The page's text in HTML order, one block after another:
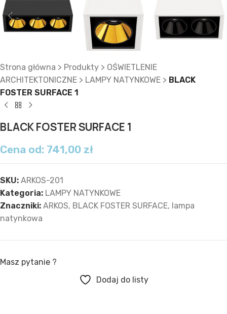
Strona główna > Produkty > OŚWIETLENIE
ARCHITEKTONICZNE > LAMPY NATYNKOWE > BLACK
FOSTER SURFACE 1
BLACK FOSTER SURFACE 1
Cena od: 741,00 zł
SKU: ARKOS-201
Kategoria: LAMPY NATYNKOWE
Znaczniki: ARKOS, BLACK FOSTER SURFACE, lampa
natynkowa
Masz pytanie ?
Dodaj do listy